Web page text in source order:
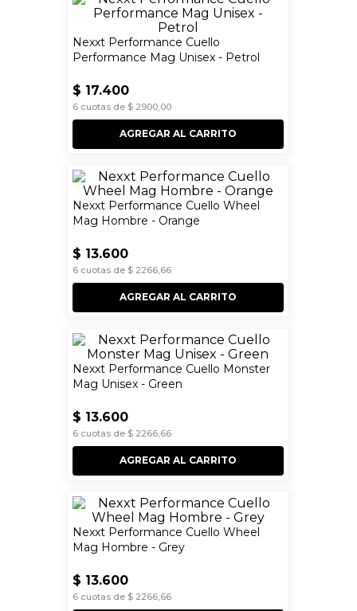
Nexxt Performance Cuello
Performance Mag Unisex - Petrol
$ 17.400
6cuotas de $ 2900, 00
AGREGAR AL CARRITO
Nexxt Performance Cuello Wheel
Mag Hombre - Orange
$ 13.600
6cuotas de $ 2266,66
AGREGAR AL CARRITO
Nexxt Performance Cuello Monster
Mag Unisex - Green
$ 13.600
6cuotas de $ 2266,66
AGREGAR AL CARRITO
Nexxt Performance Cuello Wheel
Mag Hombre - Grey
$ 13.600
6cuotas de $ 2266,66